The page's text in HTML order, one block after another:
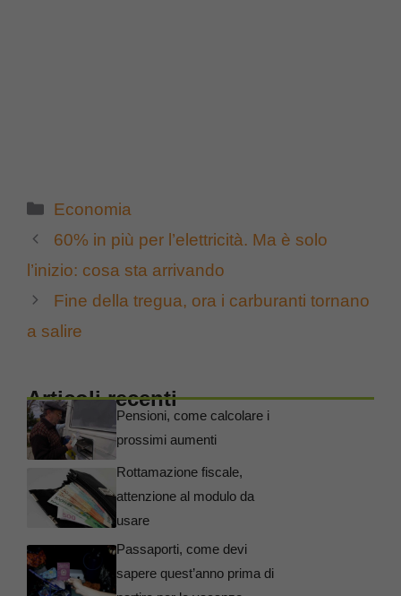
Categorie
Economia
60% in più per l’elettricità. Ma è solo
l’inizio: cosa sta arrivando
Fine della tregua, ora i carburanti tornano
a salire
Articoli recenti
Pensioni, come calcolare i
prossimi aumenti
Rottamazione fiscale,
attenzione al modulo da
usare
Passaporti, come devi
sapere quest’anno prima di